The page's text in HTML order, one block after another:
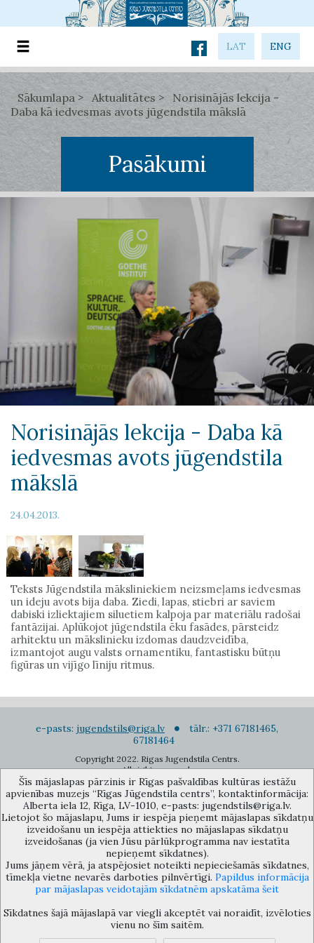
LAT ENG
Sākumlapa Aktualitātes
Norisinājās lekcija -
Daba kā iedvesmas avots jūgendstila mākslā
Pasākumi
Norisinājās lekcija - Daba kā
iedvesmas avots jūgendstila
mākslā
24.04.2013.
Teksts Jūgendstila māksliniekiem neizsmeļams iedvesmas
un ideju avots bija daba. Ziedi, lapas, stiebri ar saviem
dabiski izliektajiem siluetiem kalpoja par materiālu radošai
fantāzijai. Aplūkojot jūgendstila ēku fasādes, pārsteidz
arhitektu un mākslinieku izdomas daudzveidība,
izmantojot augu valsts ornamentiku, fantastisku būtņu
figūras un vijīgo līniju ritmus.
e-pasts: jugendstils@riga.lv
tālr.: +371 67181465,
67181464
Copyright 2022. Rigas Jugendstila Centrs.
All right reserved.
Pierakstīties jaunumiem
Rīgas pašvaldības kultūras iestāžu apvienības muzejs “Rīgas Jūgendstila
centrs”, Alberta iela 12, Rīga, LV 1010, Latvija (durvju kods: 12),
jugendstils@riga.lv
Šīs mājaslapas pārzinis ir Rīgas pašvaldības kultūras iestāžu
apvienības muzejs “Rīgas Jūgendstila centrs”, kontaktinformācija:
Alberta iela 12, Rīga, LV-1010, e-pasts: jugendstils@riga.lv.
Lietojot šo mājaslapu, Jums ir iespēja pieņemt mājaslapas sīkdatņu
izveidošanu un iespēja attiekties no mājaslapas sīkdatņu
izveidošanas (ja vien Jūsu pārlūkprogramma nav iestatīta
nepieņemt sīkdatnes).
Jums jāņem vērā, ja atspējosiet noteikti nepieciešamās sīkdatnes,
tīmekļa vietne nevarēs darboties pilnvērtīgi. Papildus informācija
par mājaslapas veidotajām sīkdatnēm apskatāma šeit
Sīkdatnes šajā mājaslapā var viegli akceptēt vai noraidīt, izvēloties
vienu no šīm saitēm.